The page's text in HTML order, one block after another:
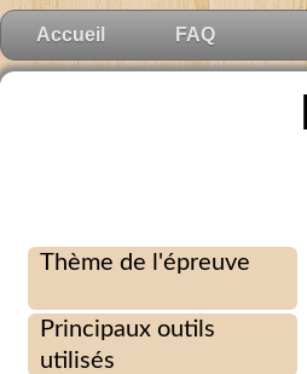
Accueil FAQ
Thème de l'épreuve
Principaux outils
utilisés